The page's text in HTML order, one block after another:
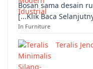
Bosan sama desain
[...Klik Baca
In Furniture
Teralis